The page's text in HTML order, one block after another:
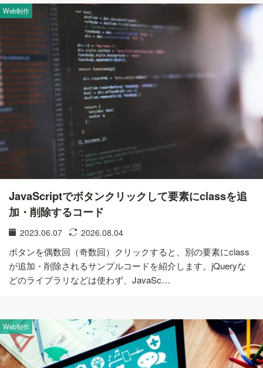
Web制作
JavaScriptでボタンクリックして要素にclassを追
加・削除するコード
2023.06.07 2026.08.04
ボタンを偶数回（奇数回）クリックすると、別の要素にclass
が追加・削除されるサンプルコードを紹介します。jQueryな
どのライブラリなどは使わず、JavaSc…
Web制作